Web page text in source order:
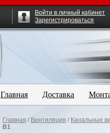
Главная Доставка
Главная / Вентиляция / Канальные
B1
Войти в личный кабинет
Зарегистрироваться